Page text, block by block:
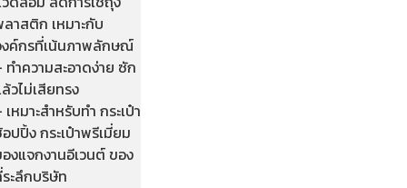
าสติก เหมาะกับ
ค์กรที่เน้นภาพลักษณ์
ทำความสะอาดง่าย ซัก
วไม่เสียทรง
เหมาะสำหรับทำ กระเป๋า
ปปิ้ง กระเป๋าพรีเมี่ยม
งแจกงานอีเวนต์ ของ
ะลึกบริษัท